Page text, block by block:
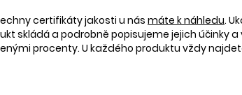
certifikáty jakosti u nás máte k náhledu.
skládá a podrobně popisujeme jejich účinky
procenty. U každého produktu vždy